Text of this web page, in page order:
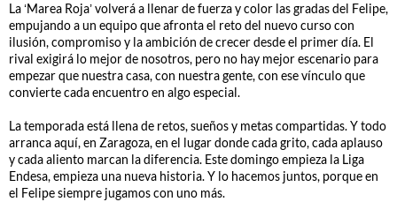
La ‘Marea Roja’ volverá a llenar de fuerza y color las gradas del Felipe,
empujando a un equipo que afronta el reto del nuevo curso con
ilusión, compromiso y la ambición de crecer desde el primer día. El
rival exigirá lo mejor de nosotros, pero no hay mejor escenario para
empezar que nuestra casa, con nuestra gente, con ese vínculo que
convierte cada encuentro en algo especial.
La temporada está llena de retos, sueños y metas compartidas. Y todo
arranca aquí, en Zaragoza, en el lugar donde cada grito, cada aplauso
y cada aliento marcan la diferencia. Este domingo empieza la Liga
Endesa, empieza una nueva historia. Y lo hacemos juntos, porque en
el Felipe siempre jugamos con uno más.